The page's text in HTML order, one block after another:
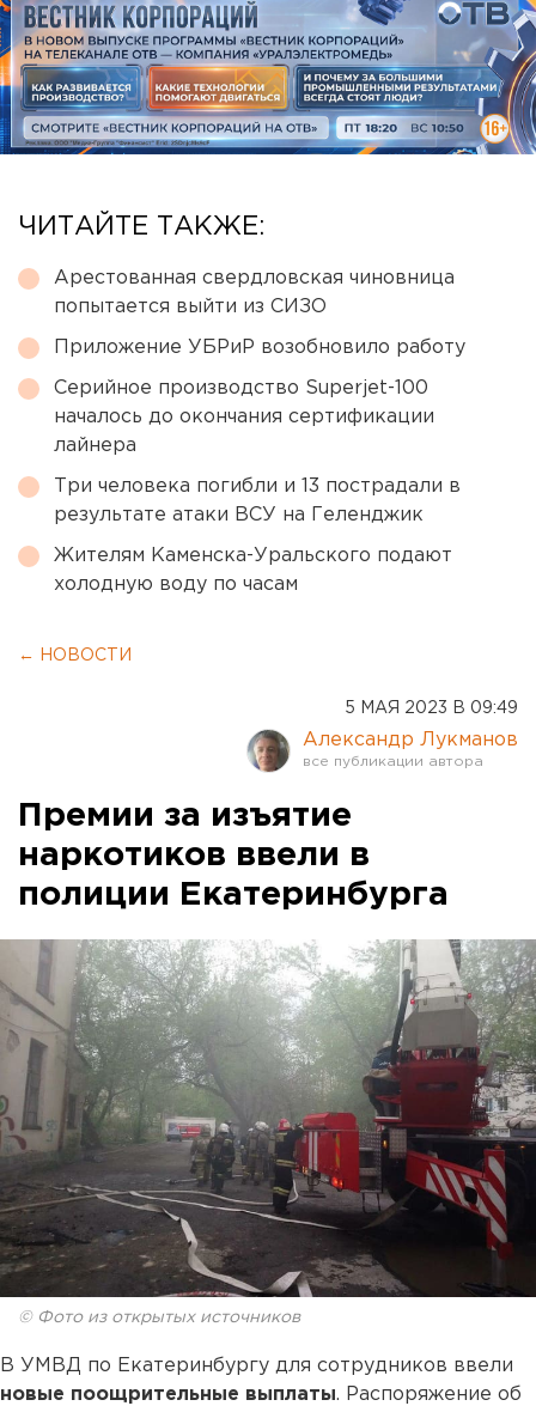
ЧИТАЙТЕ ТАКЖЕ:
Арестованная свердловская чиновница
попытается выйти из СИЗО
Приложение УБРиР возобновило работу
Серийное производство Superjet-100
началось до окончания сертификации
лайнера
Три человека погибли и 13 пострадали в
результате атаки ВСУ на Геленджик
Жителям Каменска-Уральского подают
холодную воду по часам
← НОВОСТИ
5 МАЯ 2023 В 09:49
Александр Лукманов
Премии за изъятие
наркотиков ввели в
полиции Екатеринбурга
© Фото из открытых источников
В УМВД по Екатеринбургу для сотрудников ввели
новые поощрительные выплаты. Распоряжение об